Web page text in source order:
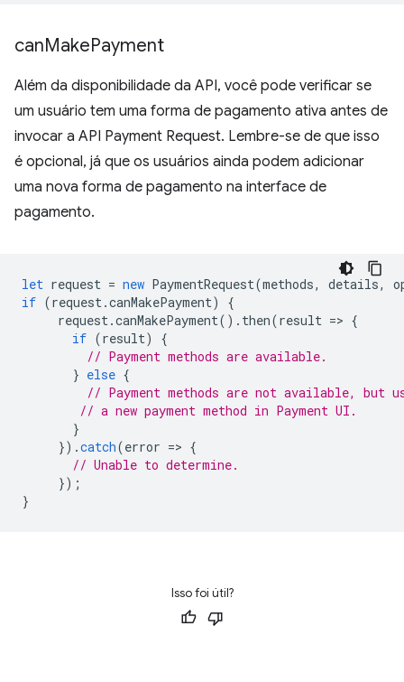
canMakePayment
Além da disponibilidade da API, você pode verificar se
um usuário tem uma forma de pagamento ativa antes de
invocar a API Payment Request. Lembre-se de que isso
é opcional, já que os usuários ainda podem adicionar
uma nova forma de pagamento na interface de
pagamento.
let request = new PaymentRequest(methods, details,
if (request.canMakePayment)
{
request.canMakePayment(). then(result => {
if (result)
{
// Payment methods are available.
} else {
// Payment methods are not available, but
// a new payment method in Payment UI.
}
}).catch(error => {
// Unable to determine.
});
}
Isso foi útil?